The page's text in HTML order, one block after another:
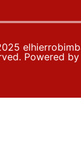
Powered by